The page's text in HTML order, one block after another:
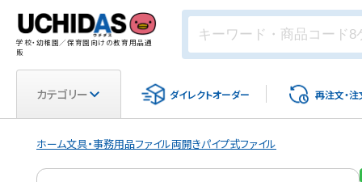
学校・幼稚園／保育園向けの教育用品通
販
カテゴリー ダイレクトオーダー 再注文・注
ホーム文具・事務用品ファイル両開きパイプ式ファイル